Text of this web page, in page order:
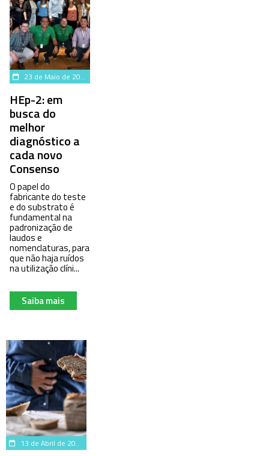
23 de Maio de 2023
HEp-2: em
busca do
melhor
diagnóstico a
cada novo
Consenso
O papel do
fabricante do teste
e do substrato é
fundamental na
padronização de
laudos e
nomenclaturas, para
que não haja ruídos
na utilização clíni...
Saiba mais
13 de Abril de 2022